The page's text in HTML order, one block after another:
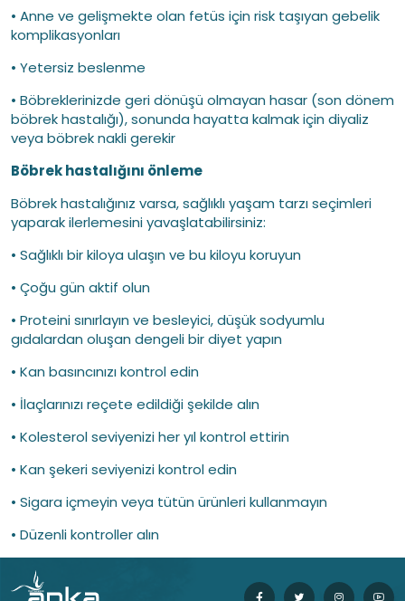
• Anne ve gelişmekte olan fetüs için risk taşıyan gebelik
komplikasyonları
• Yetersiz beslenme
• Böbreklerinizde geri dönüşü olmayan hasar (son dönem
böbrek hastalığı), sonunda hayatta kalmak için diyaliz
veya böbrek nakli gerekir
Böbrek hastalığını önleme
Böbrek hastalığınız varsa, sağlıklı yaşam tarzı seçimleri
yaparak ilerlemesini yavaşlatabilirsiniz:
• Sağlıklı bir kiloya ulaşın ve bu kiloyu koruyun
• Çoğu gün aktif olun
• Proteini sınırlayın ve besleyici, düşük sodyumlu
gıdalardan oluşan dengeli bir diyet yapın
• Kan basıncınızı kontrol edin
• İlaçlarınızı reçete edildiği şekilde alın
• Kolesterol seviyenizi her yıl kontrol ettirin
• Kan şekeri seviyenizi kontrol edin
• Sigara içmeyin veya tütün ürünleri kullanmayın
• Düzenli kontroller alın